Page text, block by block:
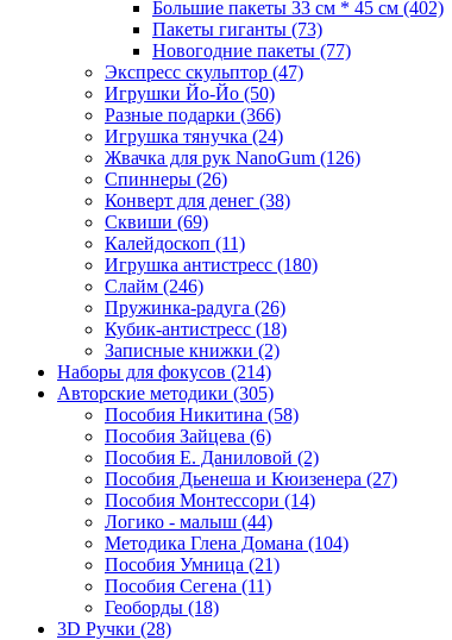
Большие пакеты 33 см * 45 см (402)
Пакеты гиганты (73)
Новогодние пакеты (77)
Экспресс скульптор (47)
Игрушки Йо-Йо (50)
Разные подарки (366)
Игрушка тянучка (24)
Жвачка для рук NanoGum (126)
Спиннеры (26)
Конверт для денег (38)
Сквиши (69)
Калейдоскоп (11)
Игрушка антистресс (180)
Слайм (246)
Пружинка-радуга (26)
Кубик-антистресс (18)
Записные книжки (2)
Наборы для фокусов (214)
Авторские методики (305)
Пособия Никитина (58)
Пособия Зайцева (6)
Пособия Е. Даниловой (2)
Пособия Дьенеша и Кюизенера (27)
Пособия Монтессори (14)
Логико - малыш (44)
Методика Глена Домана (104)
Пособия Умница (21)
Пособия Сегена (11)
Геоборды (18)
3D Ручки (28)